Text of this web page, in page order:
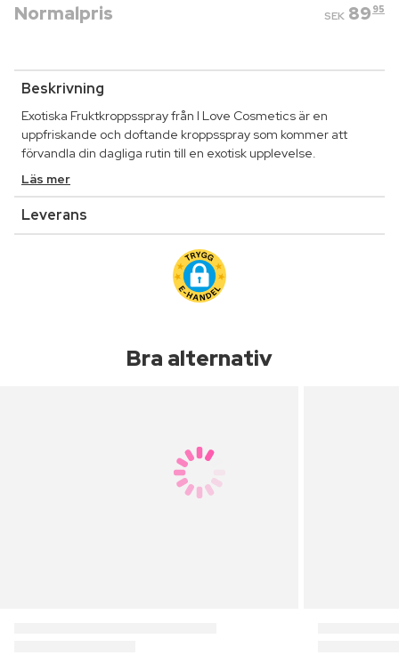
Normalpris SEK 89 95
Beskrivning
Exotiska Fruktkroppsspray från I Love Cosmetics är en
uppfriskande och doftande kroppsspray som kommer att
förvandla din dagliga rutin till en exotisk upplevelse.
Läs mer
Leverans
Bra alternativ